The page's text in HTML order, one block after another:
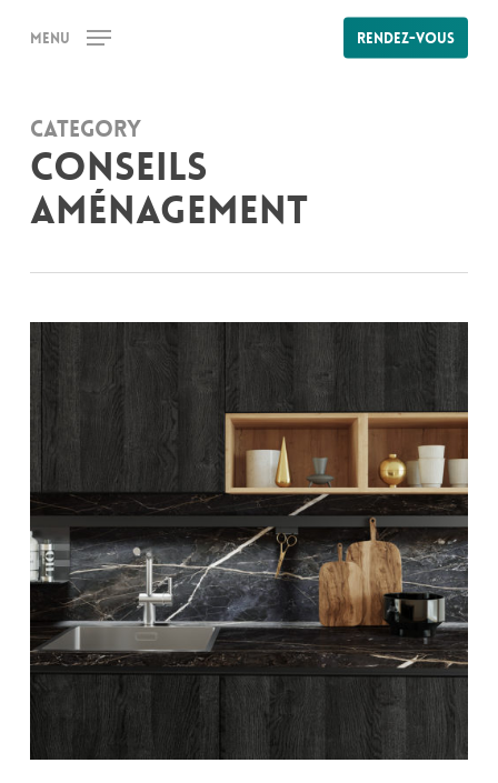
Rendez-vous
Menu
Category
Conseils
aménagement